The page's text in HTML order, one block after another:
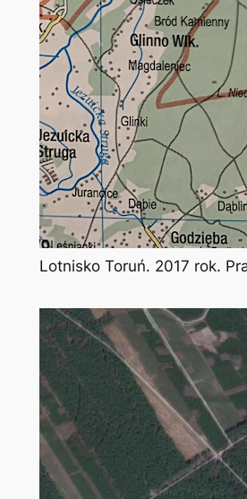
Lotnisko Toruń. 2017 rok.